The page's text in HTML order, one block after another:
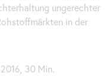
ungerechter
in der
30 Min.